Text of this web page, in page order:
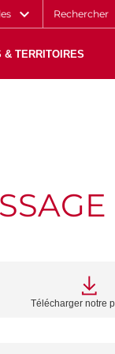
& TERRITOIRES
Télécharger notre